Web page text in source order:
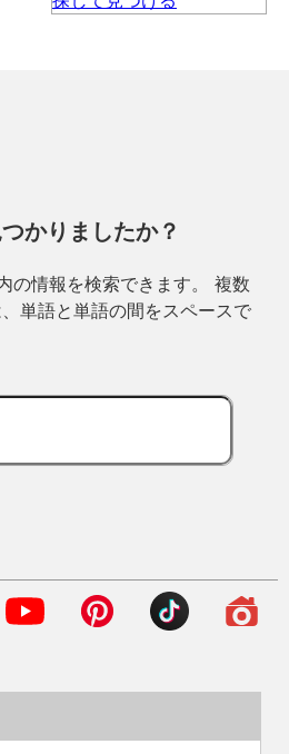
かりましたか？
の情報を検索できます。 複数
単語と単語の間をスペースで